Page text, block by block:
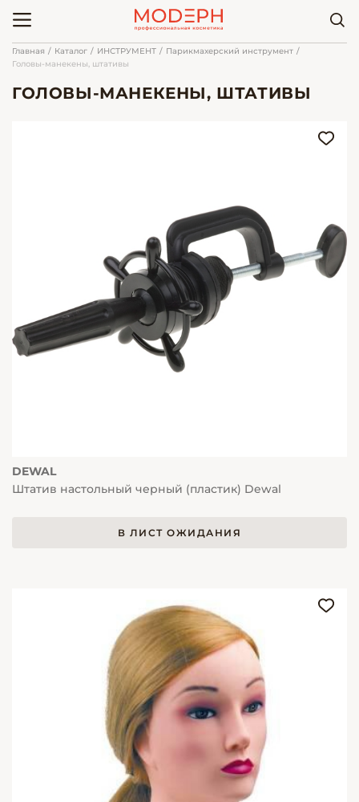
Главная Каталог ИНСТРУМЕНТ
Парикмахерский инструмент
Головы-манекены, штативы
ГОЛОВЫ-МАНЕКЕНЫ, ШТАТИВЫ
DEWAL
Штатив настольный черный (пластик) Dewal
В ЛИСТ ОЖИДАНИЯ